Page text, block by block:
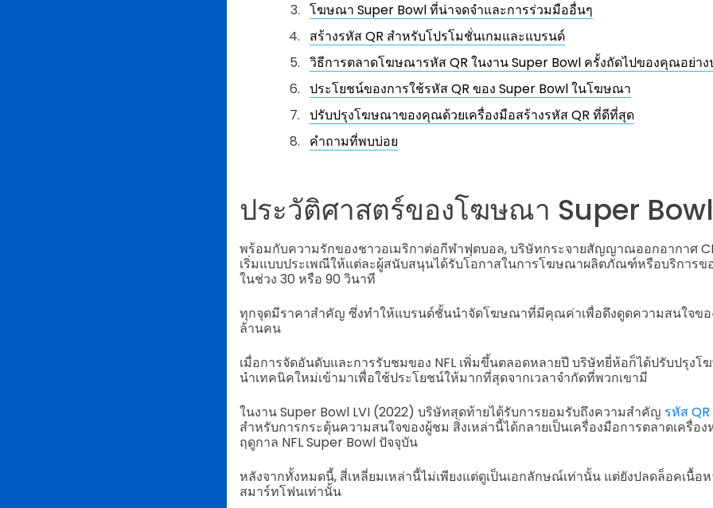
โฆษณา Super Bowl ที่น่าจดจำและการร่วมมืออื่นๆ
สร้างรหัส QR สำหรับโปรโมชั่นเกมและแบรนด์
วิธีการตลาดโฆษณารหัส QR ในงาน Super Bowl ครั้งถัดไปของคุณอย่าง
ประโยชน์ของการใช้รหัส QR ของ Super Bowl ในโฆษณา
ปรับปรุงโฆษณาของคุณด้วยเครื่องมือสร้างรหัส QR ที่ดีที่สุด
คำถามที่พบบ่อย
ประวัติศาสตร์ของโฆษณา Super Bowl
พร้อมกับความรักของชาวอเมริกาต่อกีฬาฟุตบอล, บริษัทกระจายสัญญาณออกอากาศ
เริ่มแบบประเพณีให้แต่ละผู้สนับสนุนได้รับโอกาสในการโฆษณาผลิตภัณฑ์หรือบริการข
ในช่วง 30 หรือ 90 วินาที
ทุกจุดมีราคาสำคัญ ซึ่งทำให้แบรนด์ชั้นนำจัดโฆษณาที่มีคุณค่าเพื่อดึงดูดความสนใจขอ
ล้านคน
เมื่อการจัดอันดับและการรับชมของ NFL เพิ่มขึ้นตลอดหลายปี บริษัทยี่ห้อก็ได้ปรับปรุงโ
นำเทคนิคใหม่เข้ามาเพื่อใช้ประโยชน์ให้มากที่สุดจากเวลาจำกัดที่พวกเขามี
ในงาน Super Bowl LVI (2022) บริษัทสุดท้ายได้รับการยอมรับถึงความสำคัญ รหัส
สำหรับการกระตุ้นความสนใจของผู้ชม สิ่งเหล่านี้ได้กลายเป็นเครื่องมือการตลาดเครื่อ
ฤดูกาล NFL Super Bowl ปัจจุบัน
หลังจากทั้งหมดนี้, สี่เหลี่ยมเหล่านี้ไม่เพียงแต่ดูเป็นเอกลักษณ์เท่านั้น แต่ยังปลดล็อคเนื้อ
สมาร์ทโฟนเท่านั้น